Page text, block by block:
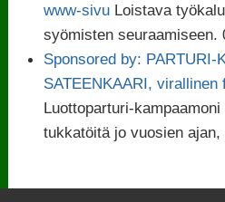
www-sivu Loistava
syömisten seuraamiseen.
Sponsored by: PARTURI-
SATEENKAARI, virallinen
Luottoparturi-
tukkatöitä jo vuosien